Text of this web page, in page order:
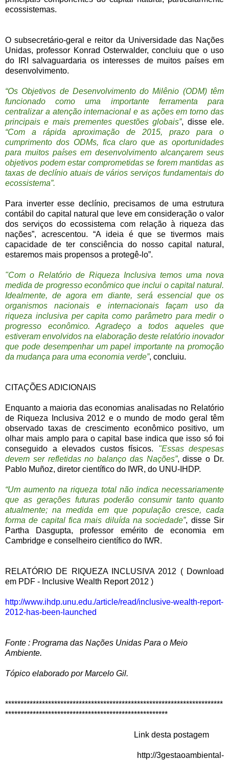
ecossistemas.
O subsecretário-geral e reitor da Universidade das Nações
Unidas, professor Konrad Osterwalder, concluiu que o uso
do IRI salvaguardaria os interesses de muitos países em
desenvolvimento.
“Os Objetivos de Desenvolvimento do Milênio (ODM) têm
funcionado como uma importante ferramenta para
centralizar a atenção internacional e as ações em torno das
principais e mais prementes questões globais”, disse ele.
“Com a rápida aproximação de 2015, prazo para o
cumprimento dos ODMs, fica claro que as oportunidades
para muitos países em desenvolvimento alcançarem seus
objetivos podem estar comprometidas se forem mantidas as
taxas de declínio atuais de vários serviços fundamentais do
ecossistema”.
Para inverter esse declínio, precisamos de uma estrutura
contábil do capital natural que leve em consideração o valor
dos serviços do ecossistema com relação à riqueza das
nações”, acrescentou. “A ideia é que se tivermos mais
capacidade de ter consciência do nosso capital natural,
estaremos mais propensos a protegê-lo”.
"Com o Relatório de Riqueza Inclusiva temos uma nova
medida de progresso econômico que inclui o capital natural.
Idealmente, de agora em diante, será essencial que os
organismos nacionais e internacionais façam uso da
riqueza inclusiva per capita como parâmetro para medir o
progresso econômico. Agradeço a todos aqueles que
estiveram envolvidos na elaboração deste relatório inovador
que pode desempenhar um papel importante na promoção
da mudança para uma economia verde”, concluiu.
CITAÇÕES ADICIONAIS
Enquanto a maioria das economias analisadas no Relatório
de Riqueza Inclusiva 2012 e o mundo de modo geral têm
observado taxas de crescimento econômico positivo, um
olhar mais amplo para o capital base indica que isso só foi
conseguido a elevados custos físicos. "Essas despesas
devem ser refletidas no balanço das Nações”, disse o Dr.
Pablo Muñoz, diretor científico do IWR, do UNU-IHDP.
“Um aumento na riqueza total não indica necessariamente
que as gerações futuras poderão consumir tanto quanto
atualmente; na medida em que população cresce, cada
forma de capital fica mais diluída na sociedade”, disse Sir
Partha Dasgupta, professor emérito de economia em
Cambridge e conselheiro científico do IWR.
RELATÓRIO DE RIQUEZA INCLUSIVA 2012 ( Download
em PDF - Inclusive Wealth Report 2012 )
http://www.ihdp.unu.edu./article/read/inclusive-wealth-report-
2012-has-been-launched
Fonte : Programa das Nações Unidas Para o Meio
Ambiente.
Tópico elaborado por Marcelo Gil.
***********************************************************************
*****************************************************
Link desta postagem
http://3gestaoambiental-